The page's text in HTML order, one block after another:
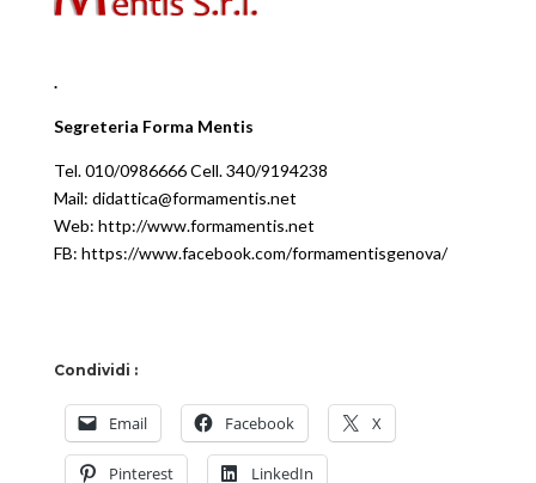
.
Segreteria Forma Mentis
Tel. 010/0986666 Cell. 340/9194238
Mail: didattica@formamentis.net
Web: http://www.formamentis.net
FB: https://www.facebook.com/formamentisgenova/
Condividi :
Email Facebook X
Pinterest LinkedIn